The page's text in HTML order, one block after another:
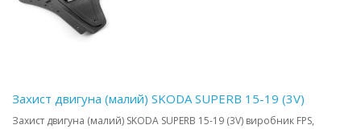
Захист двигуна (малий) SKODA SUPERB 15-19 (3V)
Захист двигуна (малий) SKODA SUPERB 15-19 (3V) виробник FPS,